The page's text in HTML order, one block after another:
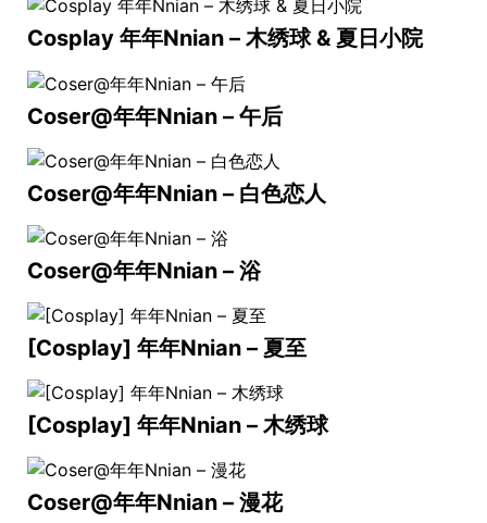
Cosplay 年年Nnian – 木绣球 & 夏日小院
Coser@年年Nnian – 午后
Coser@年年Nnian – 白色恋人
Coser@年年Nnian – 浴
[Cosplay] 年年Nnian – 夏至
[Cosplay] 年年Nnian – 木绣球
Coser@年年Nnian – 漫花